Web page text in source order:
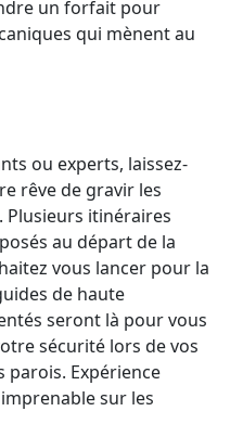
un forfait pour
qui mènent au
ou experts, laissez-
rêve de gravir les
Plusieurs itinéraires
au départ de la
vous lancer pour la
de haute
seront là pour vous
sécurité lors de vos
parois. Expérience
sur les